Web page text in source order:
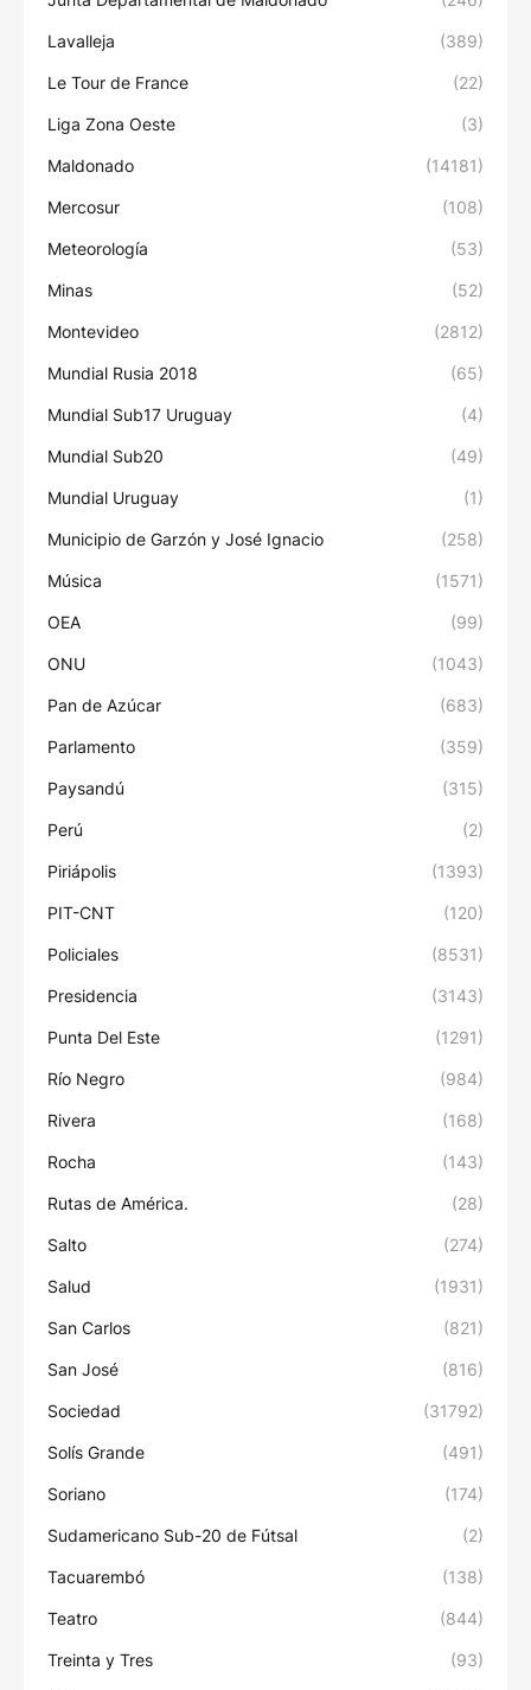
Lavalleja (389)
Le Tour de France (22)
Liga Zona Oeste (3)
Maldonado (14181)
Mercosur (108)
Meteorología (53)
Minas (52)
Montevideo (2812)
Mundial Rusia 2018 (65)
Mundial Sub17 Uruguay (4)
Mundial Sub20 (49)
Mundial Uruguay (1)
Municipio de Garzón y José Ignacio (258)
Música (1571)
OEA (99)
ONU (1043)
Pan de Azúcar (683)
Parlamento (359)
Paysandú (315)
Perú (2)
Piriápolis (1393)
PIT-CNT (120)
Policiales (8531)
Presidencia (3143)
Punta Del Este (1291)
Río Negro (984)
Rivera (168)
Rocha (143)
Rutas de América. (28)
Salto (274)
Salud (1931)
San Carlos (821)
San José (816)
Sociedad (31792)
Solís Grande (491)
Soriano (174)
Sudamericano Sub-20 de Fútsal (2)
Tacuarembó (138)
Teatro (844)
Treinta y Tres (93)